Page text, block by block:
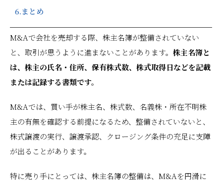
6.まとめ
M&Aで会社を売却する際、株主名簿が整備されていない
と、取引が思うように進まないことがあります。 株主名簿と
は、株主の氏名・住所、保有株式数、株式取得日などを記載
または記録する書類です。
M&Aでは、買い手が株主名、株式数、名義株・所在不明株
主の有無を確認する前提になるため、整備されていないと、
株式譲渡の実行、譲渡承認、クロージング条件の充足に支障
が出ることがあります。
特に売り手にとっては、株主名簿の整備は、M&Aを円滑に